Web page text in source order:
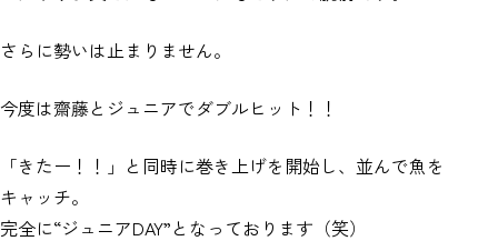
さらに勢いは止まりません。
今度は齋藤とジュニアでダブルヒット！！
「きたー！！」と同時に巻き上げを開始し、並んで魚を
キャッチ。
完全に“ジュニアDAY”となっております（笑）